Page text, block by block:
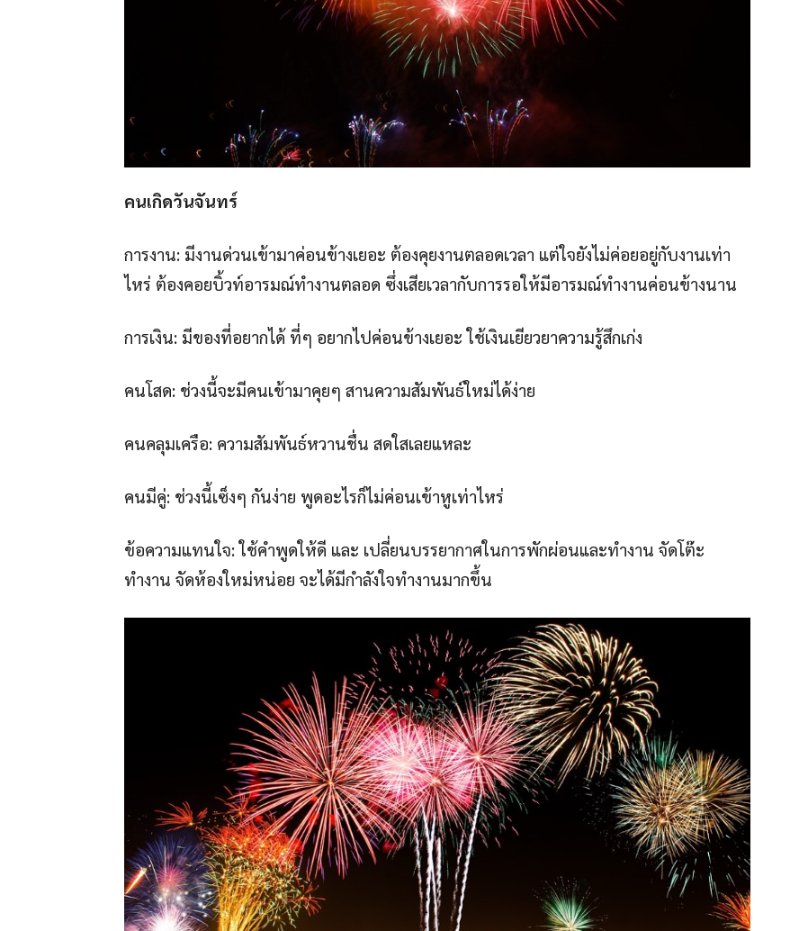
คนเกิดวันจันทร์
การงาน: มีงานด่วนเข้ามาค่อนข้างเยอะ ต้องคุยงานตลอดเวลา แต่ใจยังไม่ค่อยอยู่กับงานเท่า
ไหร่ ต้องคอยบิ้วท์อารมณ์ทำงานตลอด ซึ่งเสียเวลากับการรอให้มีอารมณ์ทำงานค่อนข้างนาน
การเงิน: มีของที่อยากได้ ที่ๆ อยากไปค่อนข้างเยอะ ใช้เงินเยียวยาความรู้สึกเก่ง
คนโสด: ช่วงนี้จะมีคนเข้ามาคุยๆ สานความสัมพันธ์ใหม่ได้ง่าย
คนคลุมเครือ: ความสัมพันธ์หวานชื่น สดใสเลยแหละ
คนมีคู่: ช่วงนี้เซ็งๆ กันง่าย พูดอะไรก็ไม่ค่อนเข้าหูเท่าไหร่
ข้อความแทนใจ: ใช้คำพูดให้ดี และ เปลี่ยนบรรยากาศในการพักผ่อนและทำงาน จัดโต๊ะ
ทำงาน จัดห้องใหม่หน่อย จะได้มีกำลังใจทำงานมากขึ้น